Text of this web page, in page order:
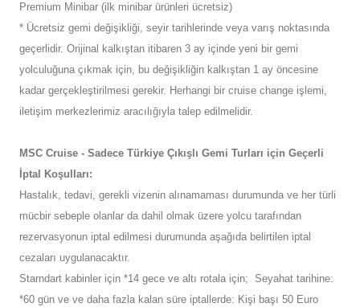
Premium Minibar (ilk minibar ürünleri ücretsiz)
* Ücretsiz gemi değişikliği, seyir tarihlerinde veya varış noktasında
geçerlidir. Orijinal kalkıştan itibaren 3 ay içinde yeni bir gemi
yolculuğuna çıkmak için, bu değişikliğin kalkıştan 1 ay öncesine
kadar gerçekleştirilmesi gerekir. Herhangi bir cruise change işlemi,
iletişim merkezlerimiz aracılığıyla talep edilmelidir.
MSC Cruise - Sadece Türkiye Çıkışlı Gemi Turları için Geçerli
İptal Koşulları:
Hastalık, tedavi, gerekli vizenin alınamaması durumunda ve her türli
mücbir sebeple olanlar da dahil olmak üzere yolcu tarafından
rezervasyonun iptal edilmesi durumunda aşağıda belirtilen iptal
cezaları uygulanacaktır.
Starndart kabinler için *14 gece ve altı rotala için; Seyahat tarihine:
*60 gün ve ve daha fazla kalan süre iptallerde: Kişi başı 50 Euro